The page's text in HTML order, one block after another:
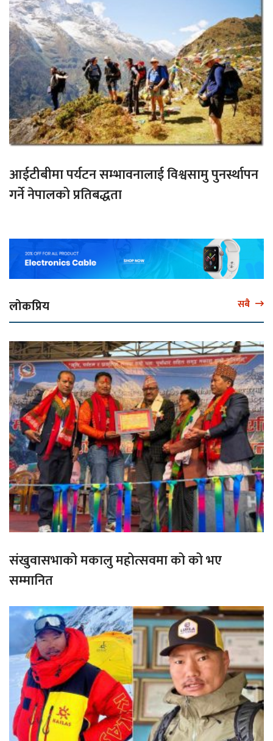
आईटीबीमा पर्यटन सम्भावनालाई विश्वसामु पुनर्स्थापन
गर्ने नेपालको प्रतिबद्धता
लोकप्रिय सबै
संखुवासभाको मकालु महोत्सवमा को को भए
सम्मानित